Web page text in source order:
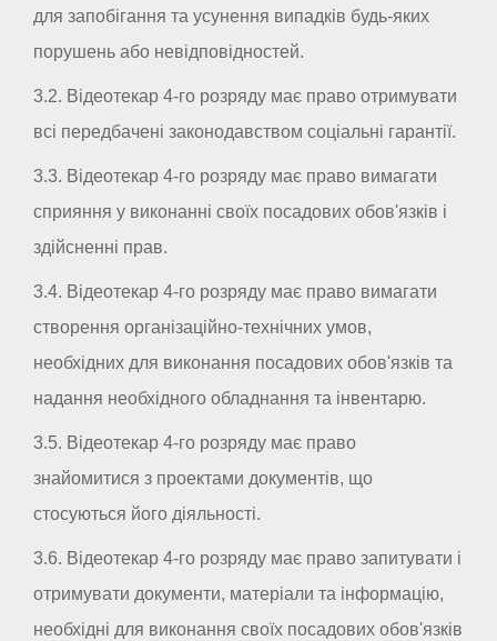
для запобігання та усунення випадків будь-яких
порушень або невідповідностей.
3.2. Відеотекар 4-го розряду має право отримувати
всі передбачені законодавством соціальні гарантії.
3.3. Відеотекар 4-го розряду має право вимагати
сприяння у виконанні своїх посадових обов'язків і
здійсненні прав.
3.4. Відеотекар 4-го розряду має право вимагати
створення організаційно-технічних умов,
необхідних для виконання посадових обов'язків та
надання необхідного обладнання та інвентарю.
3.5. Відеотекар 4-го розряду має право
знайомитися з проектами документів, що
стосуються його діяльності.
3.6. Відеотекар 4-го розряду має право запитувати і
отримувати документи, матеріали та інформацію,
необхідні для виконання своїх посадових обов'язків